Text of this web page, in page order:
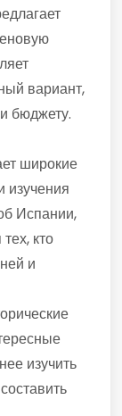
вариант,
бюджету.
широкие
изучения
Испании,
кто
и
изучить